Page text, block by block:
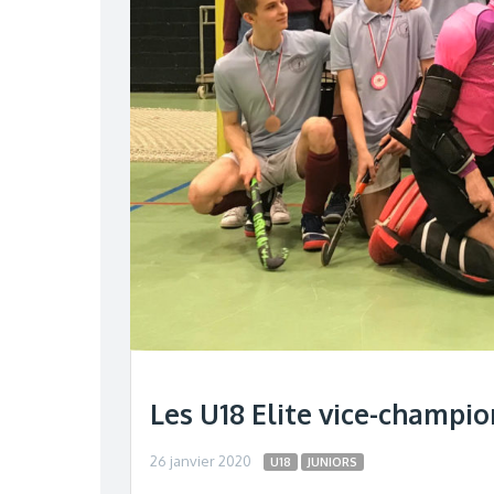
Les U18 Elite vice-
26 janvier 2020 U18 JUNIORS